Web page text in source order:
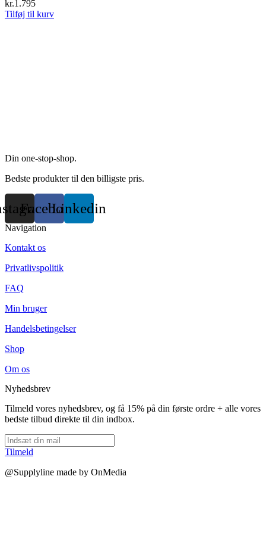
kr.1.795
Tilføj til kurv
Din one-stop-shop.
Bedste produkter til den billigste pris.
FacebookLinkedin
Navigation
Kontakt os
Privatlivspolitik
FAQ
Min bruger
Handelsbetingelser
Shop
Om os
Nyhedsbrev
Tilmeld vores nyhedsbrev, og få 15% på din første ordre + alle vores
bedste tilbud direkte til din indbox.
Tilmeld
@Supplyline made by OnMedia